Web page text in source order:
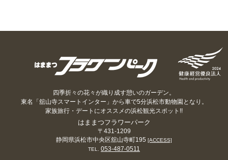
四季折々の花々が織り成す憩いのガーデン。
東名「舘山寺スマートインター」から車で5分浜松市動物園となり。
家族旅行・デートにオススメの浜松観光スポット!!
はままつフラワーパーク
〒431-1209
静岡県浜松市中央区舘山寺町195 [ACCESS]
TEL.
053-487-0511